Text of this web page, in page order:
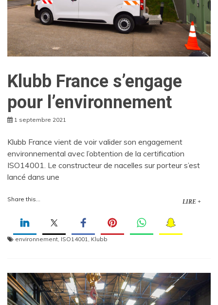
Klubb France s’engage
pour l’environnement
1 septembre 2021
Klubb France vient de voir valider son engagement
environnemental avec l’obtention de la certification
ISO14001. Le constructeur de nacelles sur porteur s’est
lancé dans une
Share this... LIRE +
environnement, ISO14001, Klubb